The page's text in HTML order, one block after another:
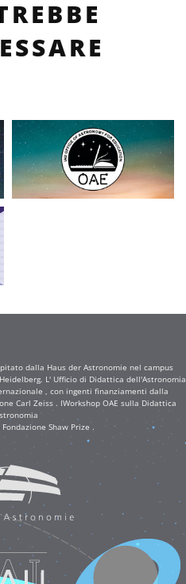
dalla Haus der Astronomie nel campus
L' Ufficio di Didattica dell'Astronomia
, con ingenti finanziamenti dalla
Carl Zeiss . IWorkshop OAE sulla Didattica
Shaw Prize .